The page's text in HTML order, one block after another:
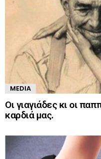
MEDIA
Οι γιαγιάδες κι οι
καρδιά μας.